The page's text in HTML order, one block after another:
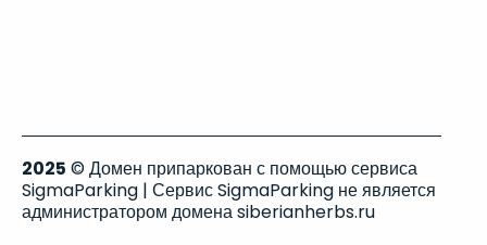
2025 © Домен припаркован с помощью сервиса
SigmaParking | Сервис SigmaParking не является
администратором домена siberianherbs.ru